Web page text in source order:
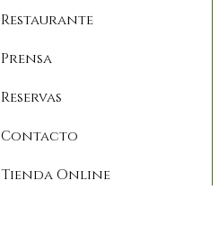
Restaurante
Prensa
Reservas
Contacto
Tienda Online